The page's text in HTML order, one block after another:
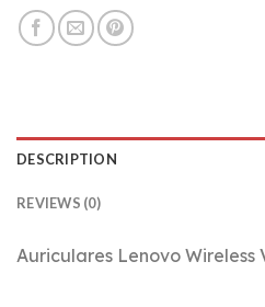
DESCRIPTION
REVIEWS (0)
Auriculares Lenovo Wireless